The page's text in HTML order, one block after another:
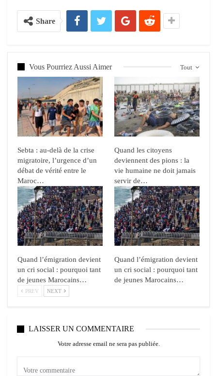
Share
Tout
Vous Pourriez Aussi Aimer
Sebta : au-delà de la crise
migratoire, l’urgence d’un
débat de vérité entre le
Maroc…
Quand les citoyens
deviennent des pions : la
vie humaine ne doit jamais
servir de…
Quand l’émigration devient
un cri social : pourquoi tant
de jeunes Marocains…
Quand l’émigration devient
un cri social : pourquoi tant
de jeunes Marocains…
PREV NEXT
LAISSER UN COMMENTAIRE
Votre adresse email ne sera pas publiée.